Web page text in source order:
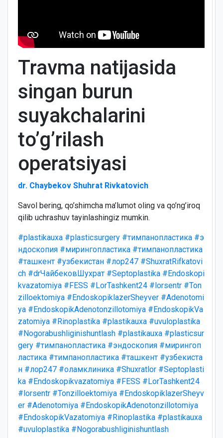
Travma natijasida
singan burun
suyakchalarini
to’g’rilash
operatsiyasi
dr. Chaybekov Shuhrat Rivkatovich
Savol bering, qo’shimcha ma’lumot oling va qo’ng’iroq
qilib uchrashuv tayinlashingiz mumkin.
#plastikauxa #plasticsurgery #тимпанопластика #э
ндоскопия #мирингопластика #тимпанопластика
#ташкент #узбекистан #лор247 #ShuxratRifkatovi
ch #drЧайбековШухрат #Septoplastika #Endoskopi
kvazatomiya #FESS #LorTashkent24 #lorsentr #Ton
zilloektomiya #EndoskopiklazerSheyver #Adenotomi
ya #EndoskopikAdenotonzillotomiya #EndoskopikVa
zatomiya #Rinoplastika #plastikauxa #uvuloplastika
#Nogorabushliginishuntlash #plastikauxa #plasticsur
gery #тимпанопластика #эндоскопия #мирингоп
ластика #тимпанопластика #ташкент #узбекиста
н #лор247 #оламклиника #Shuxratlor #Septoplasti
ka #Endoskopikvazatomiya #FESS #LorTashkent24
#lorsentr #Tonzilloektomiya #EndoskopiklazerSheyv
er #Adenotomiya #EndoskopikAdenotonzillotomiya
#EndoskopikVazatomiya #Rinoplastika #plastikauxa
#uvuloplastika #Nogorabushliginishuntlash